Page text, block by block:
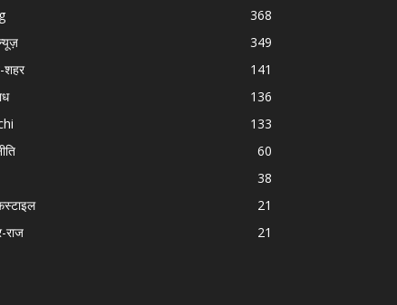
368
349
शहर
141
136
133
60
38
21
राज
21